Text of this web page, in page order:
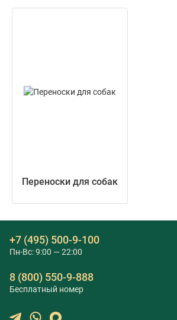
Переноски для собак
+7 (495) 500-9-100
Пн-Вс: 9:00 — 22:00
8 (800) 550-9-888
Бесплатный номер